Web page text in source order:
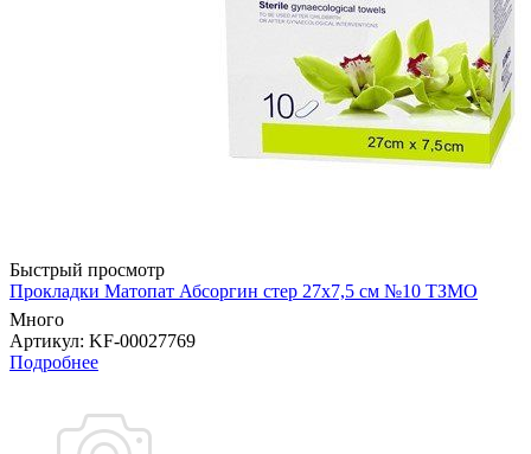
Быстрый просмотр
Прокладки Матопат Абсоргин стер 27х7,5 см №10 ТЗМО
Много
Артикул: KF-00027769
Подробнее